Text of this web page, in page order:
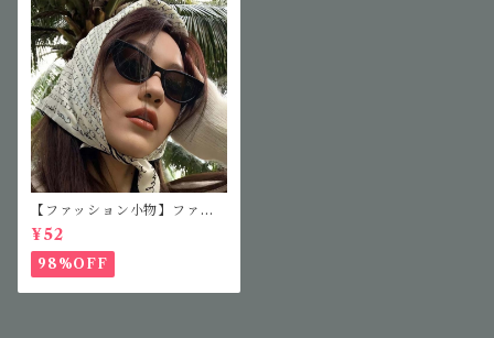
【ファッション小物】ファッ
ションサングラス
¥52
98%OFF